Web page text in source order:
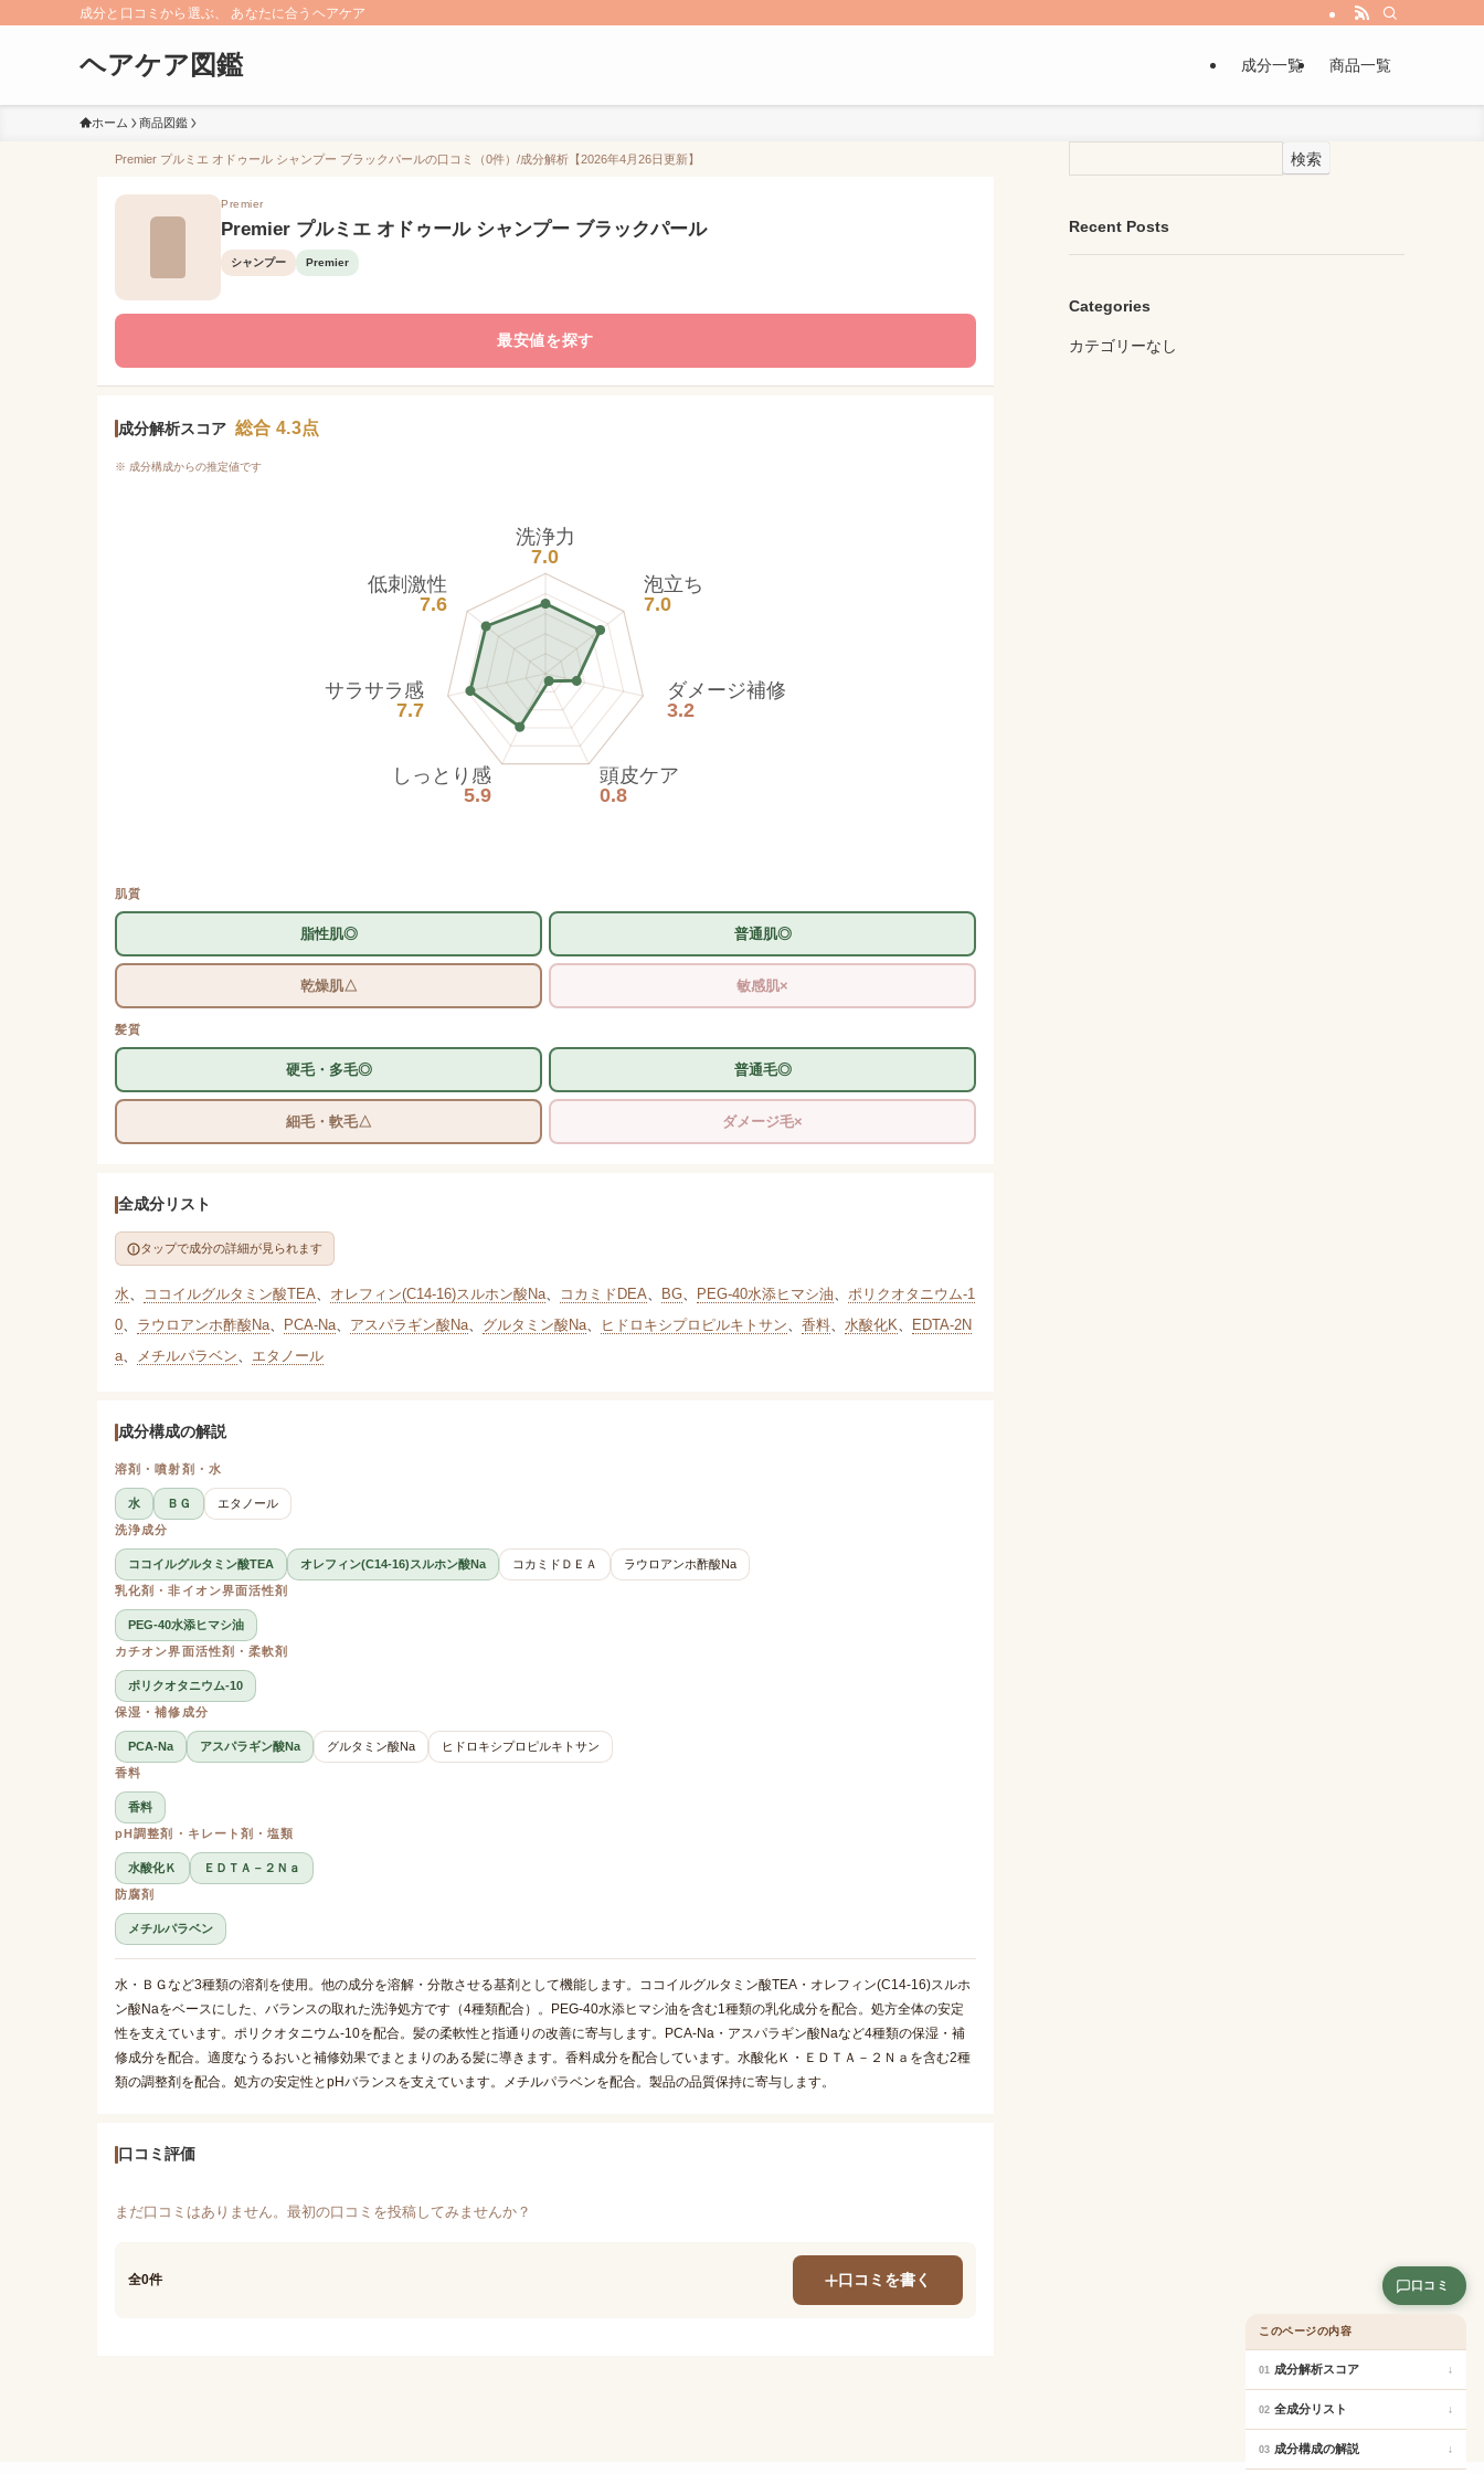
成分と口コミから選ぶ、 あなたに合うヘアケア
ヘアケア図鑑 成分一覧 商品一覧
ホーム 商品図鑑
Premier プルミエ オドゥール シャンプー ブラックパールの口コミ（0件）/成分解析【2026年4月26日更新】
Premier
Premier プルミエ オドゥール シャンプー ブラックパール
シャンプー Premier
最安値を探す
成分解析スコア 総合 4.3点
※ 成分構成からの推定値です
洗浄力
7.0
泡立ち
7.0
ダメージ補修
3.2
頭皮ケア
0.8
しっとり感
5.9
サラサラ感
7.7
低刺激性
7.6
肌質
脂性肌◎ 普通肌◎
乾燥肌△ 敏感肌×
髪質
硬毛・多毛◎ 普通毛◎
細毛・軟毛△ ダメージ毛×
全成分リスト
タップで成分の詳細が見られます
水、 ココイルグルタミン酸TEA、 オレフィン(C14-16)スルホン酸Na、 コカミドDEA、 BG、 PEG-40水添ヒマシ油、 ポリクオタニウム-1
0、 ラウロアンホ酢酸Na、 PCA-Na、 アスパラギン酸Na、 グルタミン酸Na、 ヒドロキシプロピルキトサン、 香料、 水酸化K、
EDTA-2N
a、 メチルパラベン、 エタノール
成分構成の解説
溶剤・噴射剤・水
水 ＢＧ
エタノール
洗浄成分
ココイルグルタミン酸TEA オレフィン(C14-16)スルホン酸Na コカミドＤＥＡ
ラウロアンホ酢酸Na
乳化剤・非イオン界面活性剤
PEG-40水添ヒマシ油
カチオン界面活性剤・柔軟剤
ポリクオタニウム-10
保湿・補修成分
PCA-Na アスパラギン酸Na グルタミン酸Na
ヒドロキシプロピルキトサン
香料
香料
pH調整剤・キレート剤・塩類
水酸化Ｋ
ＥＤＴＡ－２Ｎａ
防腐剤
メチルパラベン
水・ＢＧなど3種類の溶剤を使用。他の成分を溶解・分散させる基剤として機能します。ココイルグルタミン酸TEA・オレフィン(C14-16)スルホ
ン酸Naをベースにした、バランスの取れた洗浄処方です（4種類配合）。PEG-40水添ヒマシ油を含む1種類の乳化成分を配合。処方全体の安定
性を支えています。ポリクオタニウム-10を配合。髪の柔軟性と指通りの改善に寄与します。PCA-Na・アスパラギン酸Naなど4種類の保湿・補
修成分を配合。適度なうるおいと補修効果でまとまりのある髪に導きます。香料成分を配合しています。水酸化Ｋ・ＥＤＴＡ－２Ｎａを含む2種
類の調整剤を配合。処方の安定性とpHバランスを支えています。メチルパラベンを配合。製品の品質保持に寄与します。
口コミ評価
まだ口コミはありません。最初の口コミを投稿してみませんか？
全0件 口コミを書く
検索
Recent Posts
Categories
カテゴリーなし
口コミ
このページの内容
01 成分解析スコア ↓
02 全成分リスト ↓
03 成分構成の解説 ↓